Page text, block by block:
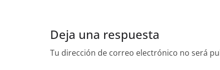
Deja una respuesta
Tu dirección de correo electrónico no será